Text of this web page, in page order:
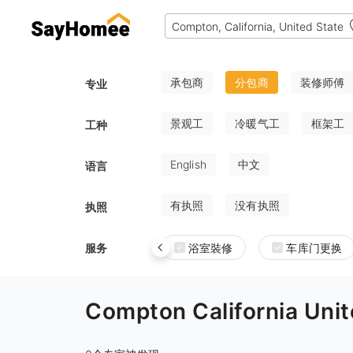
专业 承包商 分包商 装修师傅
工种 景观工 冷暖气工 框架工
语言 English 中文
执照 有执照 没有执照
服务 浴室裝修 车库门更换
Compton California